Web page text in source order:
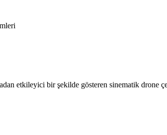
etkileyici bir şekilde gösteren sinematik drone